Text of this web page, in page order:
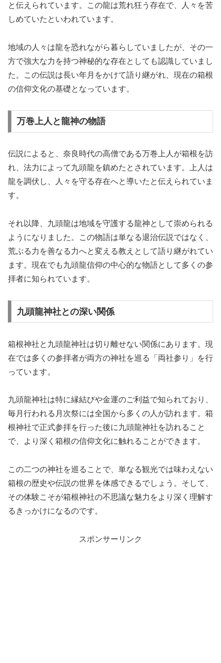
と伝えられています。この龍は荒れ狂う存在で、人々を苦
しめていたといわれています。
地域の人々は龍を恐れながら暮らしていましたが、その一
方で強大な力を持つ神秘的な存在としても認識していまし
た。この伝説は長い年月をかけて語り継がれ、現在の箱根
の信仰文化の基礎となっています。
万巻上人と龍神の物語
伝説によると、奈良時代の高僧である万巻上人が箱根を訪
れ、法力によって九頭龍を鎮めたとされています。上人は
龍を調伏し、人々を守る存在へと導いたと伝えられていま
す。
それ以降、九頭龍は地域を守護する龍神として崇められる
ようになりました。この物語は単なる退治伝説ではなく、
荒ぶる力を善なる力へと変える教えとして語り継がれてい
ます。現在でも九頭龍信仰の中心的な物語として多くの参
拝者に知られています。
九頭龍神社との深い関係
箱根神社と九頭龍神社は切り離せない関係にあります。現
在では多くの参拝者が両方の神社を巡る「両社参り」を行
っています。
九頭龍神社は特に縁結びや金運のご利益で知られており、
毎月行われる月次祭には全国から多くの人が訪れます。箱
根神社で正式参拝を行った後に九頭龍神社を訪れること
で、より深く箱根の信仰文化に触れることができます。
この二つの神社を巡ることで、単なる観光では味わえない
箱根の歴史や伝説の世界を体感できるでしょう。そして、
その体験こそが箱根神社の不思議な魅力をより深く理解す
るきっかけになるのです。
スポンサーリンク